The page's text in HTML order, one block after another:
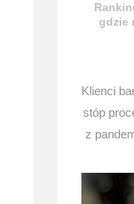
gdzie
Klienci
stóp
z